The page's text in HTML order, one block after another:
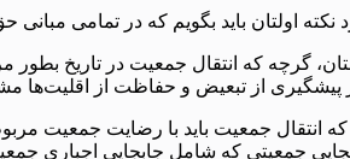
اولتان باید بگویم که در تمامی
گرچه که انتقال جمعیت در تاریخ
از تبعیض و حفاظت از اقلیت‌ها
انتقال جمعیت باید با رضایت جمعیت